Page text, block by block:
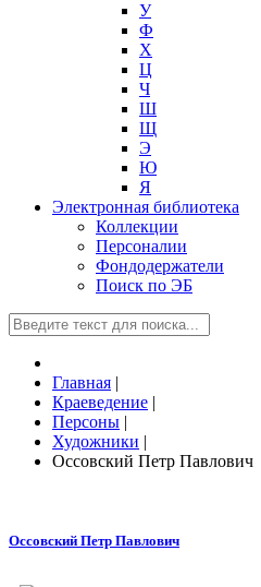
У
Ф
Х
Ц
Ч
Ш
Щ
Э
Ю
Я
Электронная библиотека
Коллекции
Персоналии
Фондодержатели
Поиск по ЭБ
Главная |
Краеведение |
Персоны |
Художники |
Оссовский Петр Павлович
Оссовский Петр Павлович